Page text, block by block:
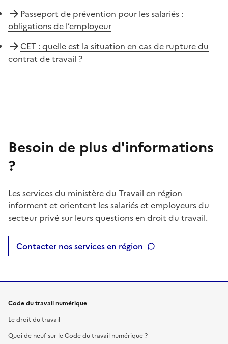
Passeport de prévention pour les salariés :
obligations de l’employeur
CET : quelle est la situation en cas de rupture du
contrat de travail ?
Besoin de plus d'informations
?
Les services du ministère du Travail en région
informent et orientent les salariés et employeurs du
secteur privé sur leurs questions en droit du travail.
Contacter nos services en région
Code du travail numérique
Le droit du travail
Quoi de neuf sur le Code du travail numérique ?